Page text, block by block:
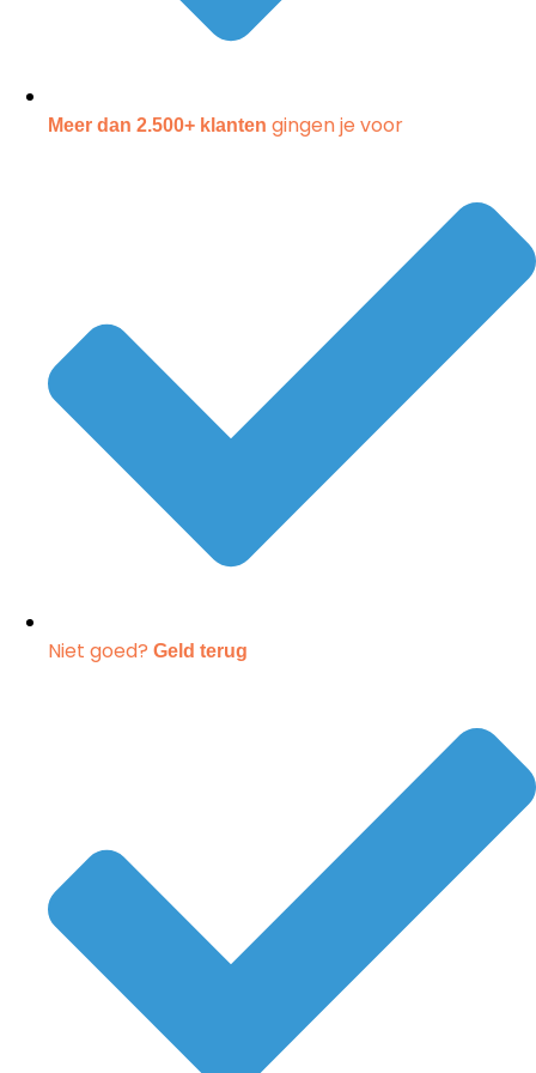
Meer dan 2.500+ klanten gingen je voor
Niet goed? Geld terug